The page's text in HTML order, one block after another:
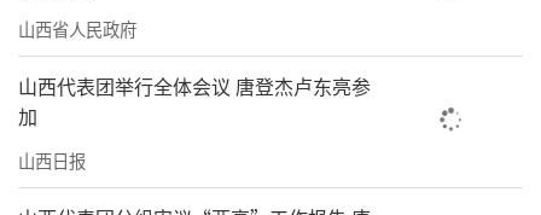
山西省人民政府
山西代表团举行全体会议 唐登杰卢东亮参
加
山西日报